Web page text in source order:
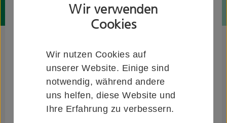
Wir verwenden
Cookies
Wir nutzen Cookies auf
unserer Website. Einige sind
notwendig, während andere
uns helfen, diese Website und
Ihre Erfahrung zu verbessern.